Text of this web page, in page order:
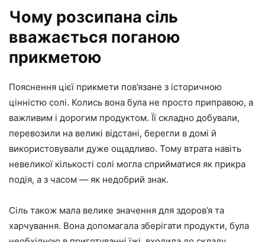
Чому розсипана сіль
вважається поганою
прикметою
Пояснення цієї прикмети пов’язане з історичною
цінністю солі. Колись вона була не просто приправою, а
важливим і дорогим продуктом. Її складно добували,
перевозили на великі відстані, берегли в домі й
використовували дуже ощадливо. Тому втрата навіть
невеликої кількості солі могла сприйматися як прикра
подія, а з часом — як недобрий знак.
Сіль також мала велике значення для здоров’я та
харчування. Вона допомагала зберігати продукти, була